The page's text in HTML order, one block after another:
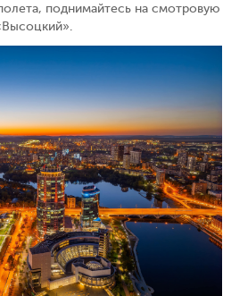
поднимайтесь на смотровую